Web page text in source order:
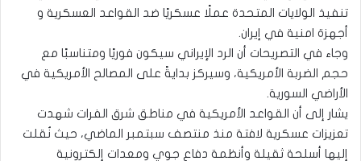
تنفيذ الولايات المتحدة عملًا عسكريًا ضد القواعد العسكرية و
أجهزة امنية في إيران.
وجاء في التصريحات أن الرد الإيراني سيكون فوريًا ومتناسبًا مع
حجم الضربة الأمريكية، وسيركز بدايةً على المصالح الأمريكية في
الأراضي السورية.
يشار إلى أن القواعد الأمريكية في مناطق شرق الفرات شهدت
تعزيزات عسكرية لافتة منذ منتصف سبتمبر الماضي، حيث نُقلت
إليها أسلحة ثقيلة وأنظمة دفاع جوي ومعدات إلكترونية